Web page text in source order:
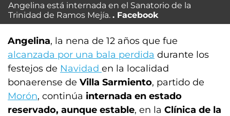
Angelina está internada en el Sanatorio de la
Trinidad de Ramos Mejía.
Facebook
Angelina, la nena de 12 años que fue
alcanzada por una bala perdida durante los
festejos de Navidad en la localidad
bonaerense de Villa Sarmiento, partido de
Morón, continúa internada en estado
reservado, aunque estable, en la Clínica de la